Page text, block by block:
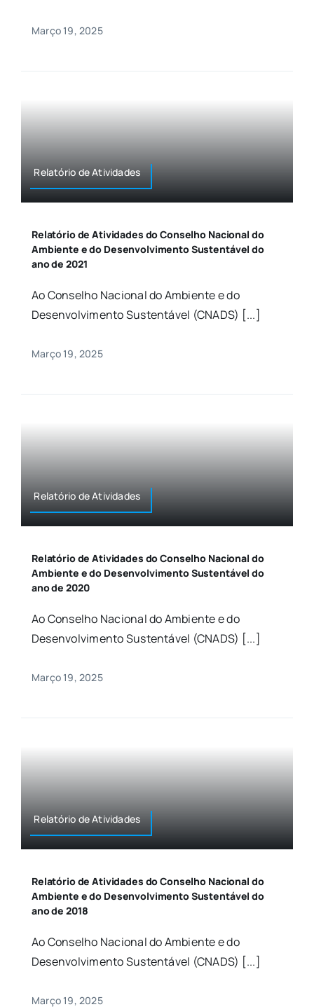
Março 19, 2025
Relatório de Atividades
Relatório de Atividades do Conselho Nacional do
Ambiente e do Desenvolvimento Sustentável do
ano de 2021
Ao Conselho Nacional do Ambiente e do
Desenvolvimento Sustentável (CNADS) [...]
Março 19, 2025
Relatório de Atividades
Relatório de Atividades do Conselho Nacional do
Ambiente e do Desenvolvimento Sustentável do
ano de 2020
Ao Conselho Nacional do Ambiente e do
Desenvolvimento Sustentável (CNADS) [...]
Março 19, 2025
Relatório de Atividades
Relatório de Atividades do Conselho Nacional do
Ambiente e do Desenvolvimento Sustentável do
ano de 2018
Ao Conselho Nacional do Ambiente e do
Desenvolvimento Sustentável (CNADS) [...]
Março 19, 2025